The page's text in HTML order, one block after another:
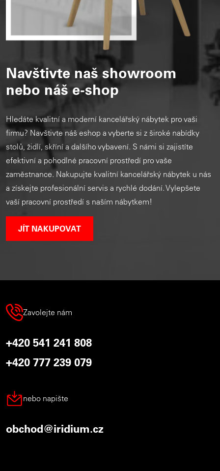
Navštivte naš showroom
nebo náš e-shop
Hledáte kvalitní a moderní kancelářský nábytek pro vaši
firmu? Navštivte náš eshop a vyberte si z široké nabídky
stolů, židlí, skříní a dalšího vybavení. S námi si zajistíte
efektivní a pohodlné pracovní prostředí pro vaše
zaměstnance. Nakupujte kvalitní kancelářský nábytek u nás
a získejte profesionální servis a rychlé dodání. Vylepšete
vaší pracovní prostředí s naším nábytkem!
JÍT NAKUPOVAT
Zavolejte nám
+420 541 241 808
+420 777 239 079
nebo napište
obchod@iridium.cz